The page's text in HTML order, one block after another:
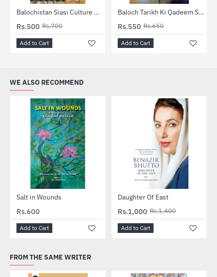
-29%
Balochistan Siasi Culture Aur Qabali Nizam - بلوچستان سیاسی کلچر اور قبائلی نظام
Rs.500 Rs.700
Add to Cart
-15%Baloch Tarikh Ki Qadeem Shaksiyat - بلوچ تاریخ کی قدیم شخصیات
Rs.550 Rs.650
Add to Cart
WE ALSO RECOMMEND
Salt in Wounds
Rs.600
Add to Cart
Daughter Of East
Rs.1,000 Rs.1,400
Add to Cart
FROM THE SAME WRITER